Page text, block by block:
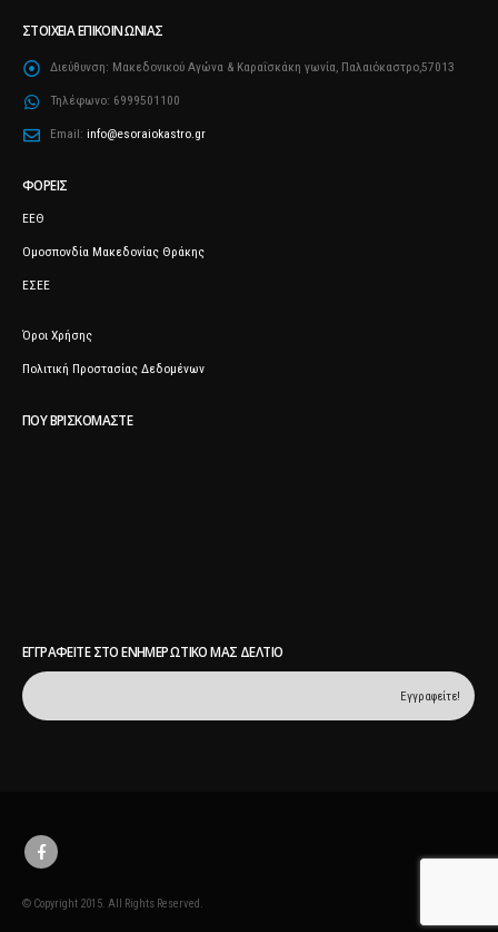
ΣΤΟΙΧΕΊΑ ΕΠΙΚΟΙΝΩΝΊΑΣ
Διεύθυνση: Μακεδονικού Αγώνα & Καραΐσκάκη γωνία, Παλαιόκαστρο,57013
Τηλέφωνο: 6999501100
Email: info@esoraiokastro.gr
ΦΟΡΕΊΣ
ΕΕΘ
Ομοσπονδία Μακεδονίας Θράκης
ΕΣΕΕ
Όροι Χρήσης
Πολιτική Προστασίας Δεδομένων
ΠΟΥ ΒΡΙΣΚΌΜΑΣΤΕ
ΕΓΓΡΑΦΕΊΤΕ ΣΤΟ ΕΝΗΜΕΡΩΤΙΚΌ ΜΑΣ ΔΕΛΤΊΟ
© Copyright 2015. All Rights Reserved.